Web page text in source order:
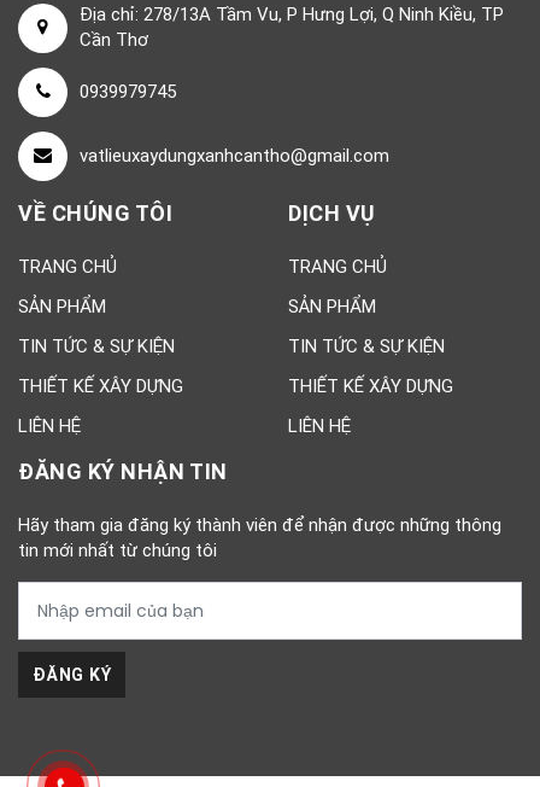
Địa chỉ: 278/13A Tầm Vu, P Hưng Lợi, Q Ninh Kiều, TP
Cần Thơ
0939979745
vatlieuxaydungxanhcantho@gmail.com
VỀ CHÚNG TÔI
TRANG CHỦ
SẢN PHẨM
TIN TỨC & SỰ KIỆN
THIẾT KẾ XÂY DỰNG
LIÊN HỆ
DỊCH VỤ
TRANG CHỦ
SẢN PHẨM
TIN TỨC & SỰ KIỆN
THIẾT KẾ XÂY DỰNG
LIÊN HỆ
ĐĂNG KÝ NHẬN TIN
Hãy tham gia đăng ký thành viên để nhận được những thông
tin mới nhất từ chúng tôi
ĐĂNG KÝ